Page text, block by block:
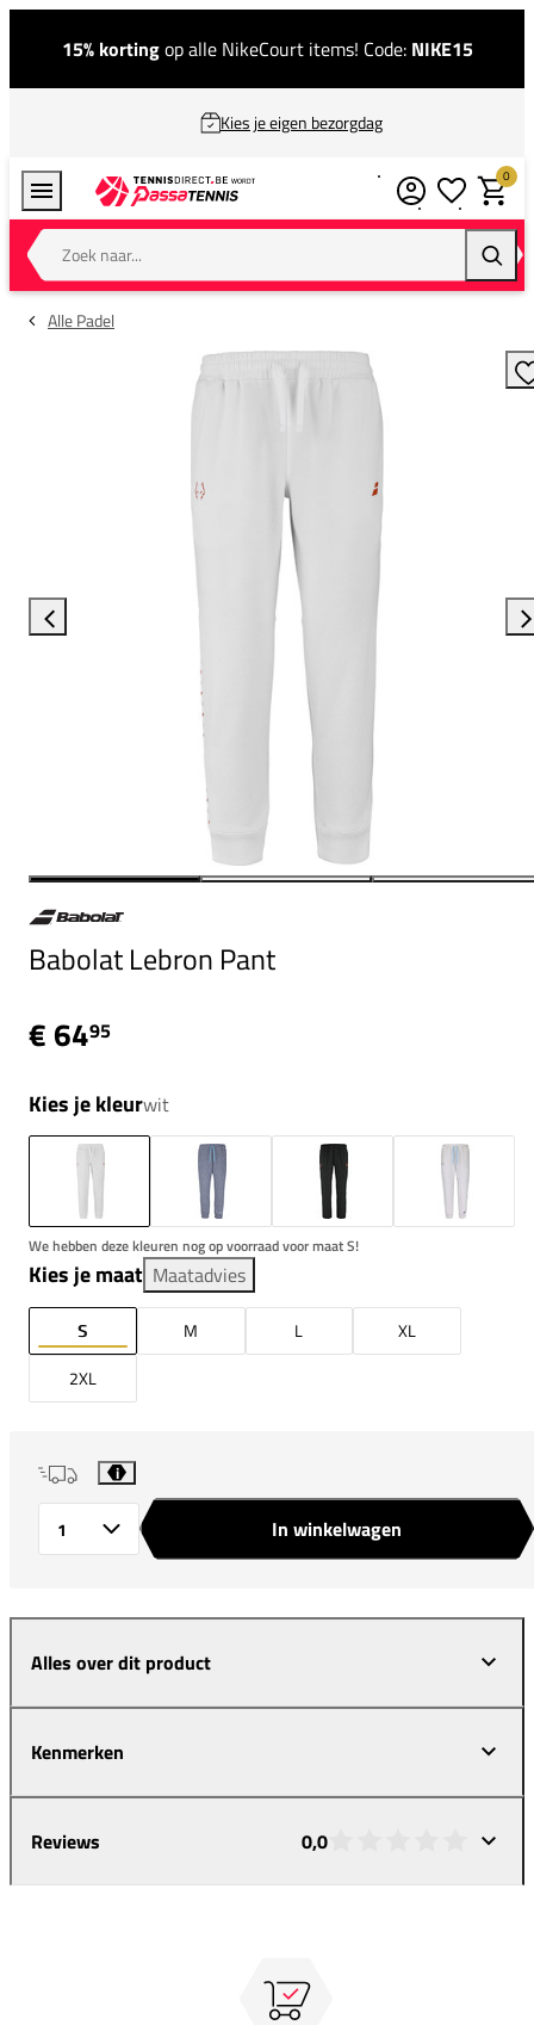
15% kortingop alle NikeCourt items! Code: NIKE15
Kies je eigen bezorgdag
Zoek naar...
0
Alle Padel
Babolat Lebron Pant
€ 6495
Kies je kleurwit
We hebben deze kleuren nog op voorraad voor maat S!
Kies je maat Maatadvies
S M L
XL
2XL
i
In winkelwagen
Alles over dit product
Kenmerken
Reviews 0,0